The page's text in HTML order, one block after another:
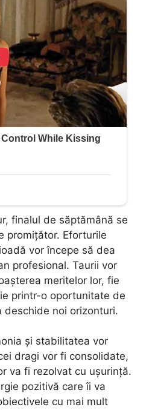
finalul de săptămână se
promițător. Eforturile
vor începe să dea
profesional. Taurii vor
meritelor lor, fie
printr-o oportunitate de
deschide noi orizonturi.
și stabilitatea vor
dragi vor fi consolidate,
va fi rezolvat cu ușurință.
pozitivă care îi va
cu mai mult